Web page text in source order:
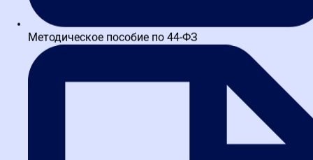
Методическое пособие по 44-ФЗ